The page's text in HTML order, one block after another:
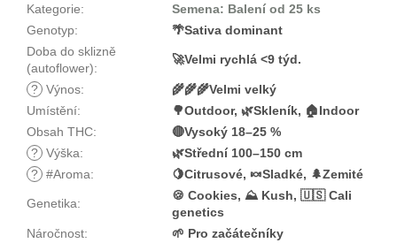
Kategorie:
Semena: Balení od 25 ks
Genotyp:
🌴Sativa dominant
Doba do sklizně
(autoflower):
🚀Velmi rychlá <9 týd.
? Výnos:
🌾🌾🌾Velmi velký
Umístění:
🌳Outdoor, 🌿Skleník, 🏠Indoor
Obsah THC:
🔴Vysoký 18–25 %
? Výška:
🌿Střední 100–150 cm
? #Aroma: 🍋Citrusové, 🍬Sladké, 🌲Zemité
Genetika:
🍪 Cookies, ⛰️ Kush, 🇺🇸 Cali
genetics
Náročnost:
🌱 Pro začátečníky